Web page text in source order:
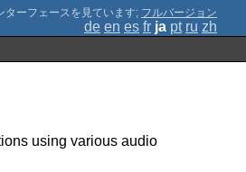
; フルバージョン
de en es fr ja pt ru zh
using various audio